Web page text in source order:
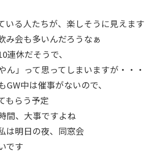
いる人たちが、楽しそうに見えます
み会も多いんだろうなぁ
連休だそうで、
ん」って思ってしまいますが・・・
GW中は催事がないので、
もらう予定
間、大事ですよね
は明日の夜、同窓会
です